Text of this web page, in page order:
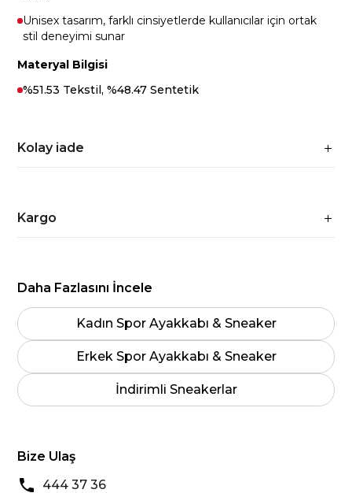
Unisex tasarım, farklı cinsiyetlerde kullanıcılar için ortak
stil deneyimi sunar
Materyal Bilgisi
%51.53 Tekstil, %48.47 Sentetik
Kolay iade
Kargo
Daha Fazlasını İncele
Kadın Spor Ayakkabı & Sneaker
Erkek Spor Ayakkabı & Sneaker
İndirimli Sneakerlar
Bize Ulaş
444 37 36